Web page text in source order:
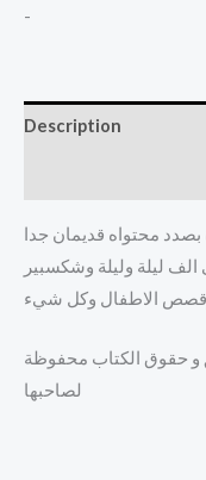
-
Description
محتواه قديمان جدا
ليلة وليلة وشكسبير
و حقوق الكتاب محفوظة
لصاحبها